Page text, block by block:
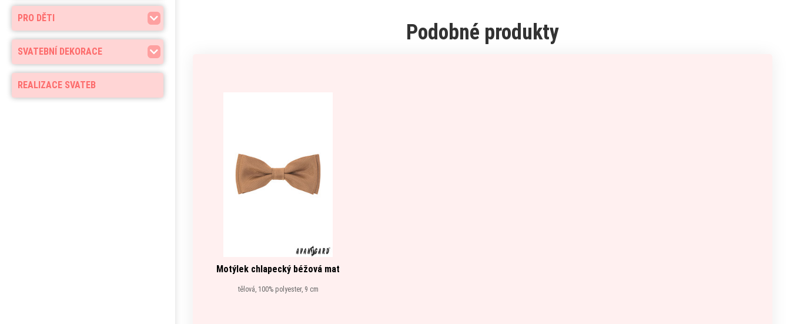
PRO DĚTI
SVATEBNÍ DEKORACE
REALIZACE SVATEB
Podobné produkty
Motýlek chlapecký béžová mat
tělová, 100% polyester, 9 cm